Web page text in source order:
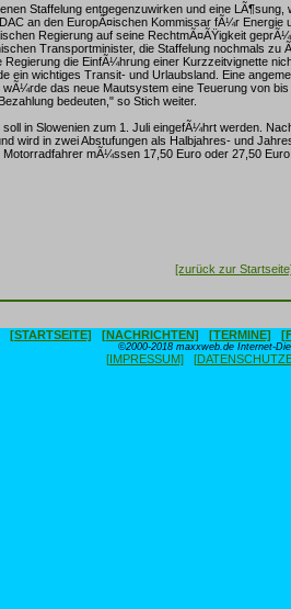
Staffelung entgegenzuwirken und eine
an den EuropÃ¤ischen Kommissar fÃ¼r
Regierung auf seine RechtmÃ¤ÃŸigkeit
Transportminister, die Staffelung nochmals zu
Regierung die EinfÃ¼hrung einer Kurzzeitvignette
ein wichtiges Transit- und Urlaubsland. Eine
wÃ¼rde das neue Mautsystem eine Teuerung von
bedeuten," so Stich weiter.
soll in Slowenien zum 1. Juli eingefÃ¼hrt werden.
wird in zwei Abstufungen als Halbjahres- und
Motorradfahrer mÃ¼ssen 17,50 Euro oder 27,50 Euro
[zurück zur
[STARTSEITE] [NACHRICHTEN] [TERMINE]
©2000-2018 maxxweb.de Internet-
[IMPRESSUM]